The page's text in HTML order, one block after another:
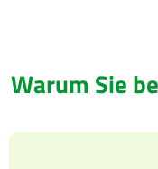
Warum Sie